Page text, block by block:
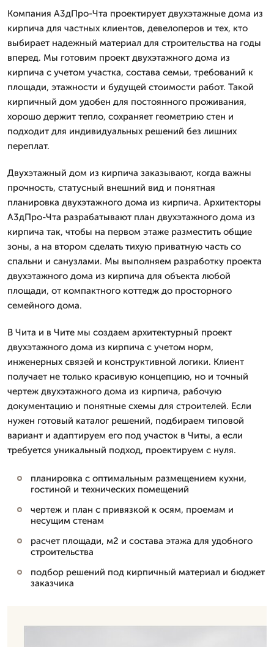
Компания А3дПро-Чта проектирует двухэтажные дома из
кирпича для частных клиентов, девелоперов и тех, кто
выбирает надежный материал для строительства на годы
вперед. Мы готовим проект двухэтажного дома из
кирпича с учетом участка, состава семьи, требований к
площади, этажности и будущей стоимости работ. Такой
кирпичный дом удобен для постоянного проживания,
хорошо держит тепло, сохраняет геометрию стен и
подходит для индивидуальных решений без лишних
переплат.
Двухэтажный дом из кирпича заказывают, когда важны
прочность, статусный внешний вид и понятная
планировка двухэтажного дома из кирпича. Архитекторы
А3дПро-Чта разрабатывают план двухэтажного дома из
кирпича так, чтобы на первом этаже разместить общие
зоны, а на втором сделать тихую приватную часть со
спальни и санузлами. Мы выполняем разработку проекта
двухэтажного дома из кирпича для объекта любой
площади, от компактного коттедж до просторного
семейного дома.
В Чита и в Чите мы создаем архитектурный проект
двухэтажного дома из кирпича с учетом норм,
инженерных связей и конструктивной логики. Клиент
получает не только красивую концепцию, но и точный
чертеж двухэтажного дома из кирпича, рабочую
документацию и понятные схемы для строителей. Если
нужен готовый каталог решений, подбираем типовой
вариант и адаптируем его под участок в Читы, а если
требуется уникальный подход, проектируем с нуля.
планировка с оптимальным размещением кухни,
гостиной и технических помещений
чертеж и план с привязкой к осям, проемам и
несущим стенам
расчет площади, м2 и состава этажа для удобного
строительства
подбор решений под кирпичный материал и бюджет
заказчика